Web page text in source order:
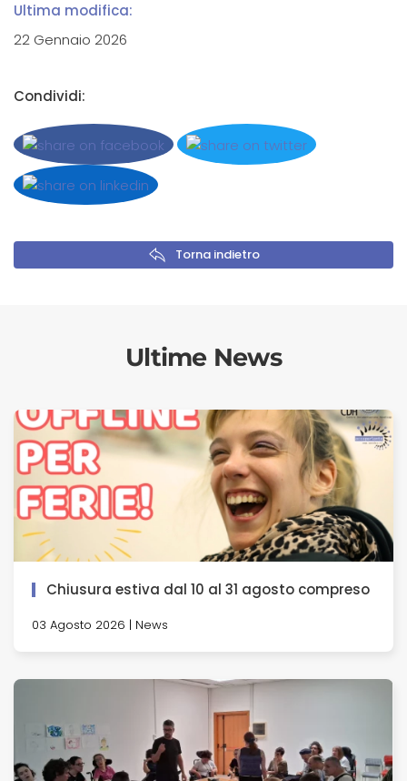
Ultima modifica:
22 Gennaio 2026
Condividi:
Torna indietro
Ultime News
Chiusura estiva dal 10 al 31 agosto compreso
03 Agosto 2026 | News